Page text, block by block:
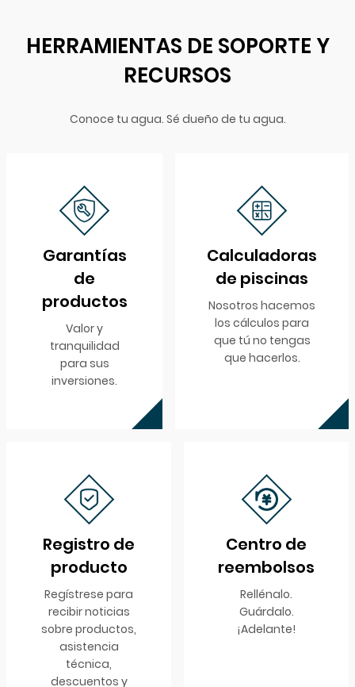
HERRAMIENTAS DE SOPORTE Y
RECURSOS
Conoce tu agua. Sé dueño de tu agua.
Garantías
de
productos
Valor y
tranquilidad
para sus
inversiones.
Calculadoras
de piscinas
Nosotros hacemos
los cálculos para
que tú no tengas
que hacerlos.
Registro de
producto
Regístrese para
recibir noticias
sobre productos,
asistencia
técnica,
descuentos y
Centro de
reembolsos
Rellénalo.
Guárdalo.
¡Adelante!